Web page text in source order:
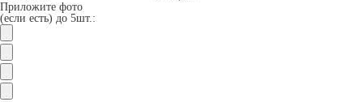
Приложите фото
(если есть) до 5шт.: